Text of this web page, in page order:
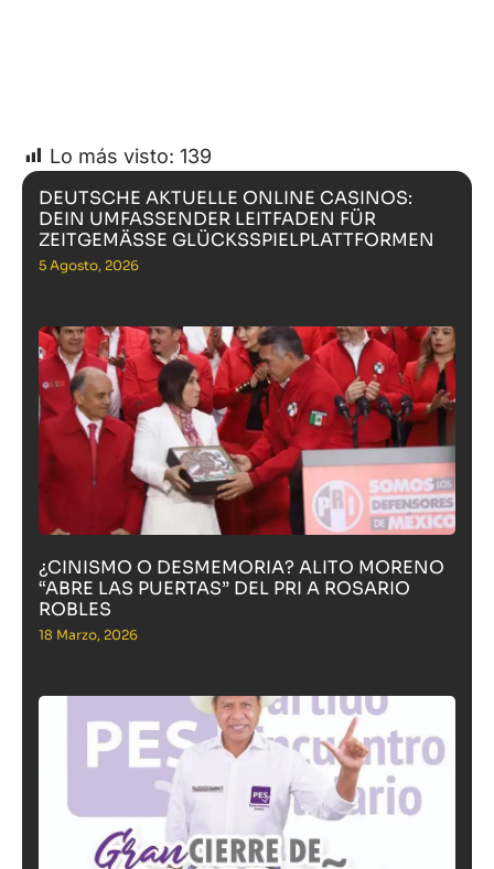
Lo más visto: 139
DEUTSCHE AKTUELLE ONLINE CASINOS:
DEIN UMFASSENDER LEITFADEN FÜR
ZEITGEMÄSSE GLÜCKSSPIELPLATTFORMEN
5 Agosto, 2026
¿CINISMO O DESMEMORIA? ALITO MORENO
“ABRE LAS PUERTAS” DEL PRI A ROSARIO
ROBLES
18 Marzo, 2026